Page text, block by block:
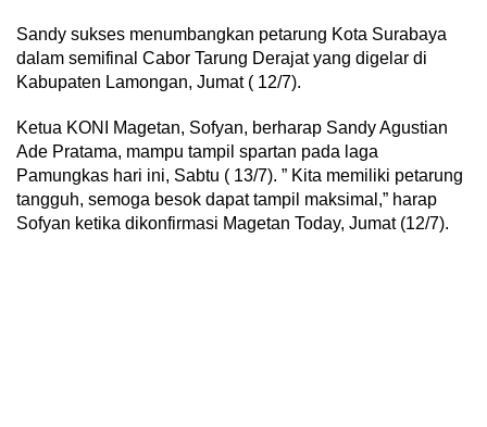
Sandy sukses menumbangkan petarung Kota Surabaya
dalam semifinal Cabor Tarung Derajat yang digelar di
Kabupaten Lamongan, Jumat ( 12/7).
Ketua KONI Magetan, Sofyan, berharap Sandy Agustian
Ade Pratama, mampu tampil spartan pada laga
Pamungkas hari ini, Sabtu ( 13/7). ” Kita memiliki petarung
tangguh, semoga besok dapat tampil maksimal,” harap
Sofyan ketika dikonfirmasi Magetan Today, Jumat (12/7).